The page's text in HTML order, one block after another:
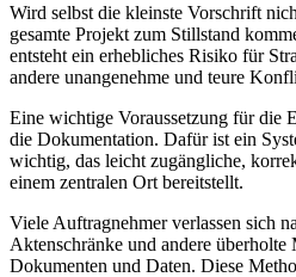
Wird selbst die kleinste Vorschrift
gesamte Projekt zum Stillstand
entsteht ein erhebliches Risiko für
andere unangenehme und teure
Eine wichtige Voraussetzung für die
die Dokumentation. Dafür ist ein
wichtig, das leicht zugängliche,
einem zentralen Ort bereitstellt.
Viele Auftragnehmer verlassen sich
Aktenschränke und andere
Dokumenten und Daten. Diese